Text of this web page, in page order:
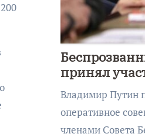
200
принял
совещании
под
Путина
Владимир Путин
оперативное
членами Совета